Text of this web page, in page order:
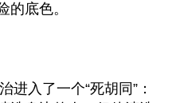
的底色。
进入了一个“死胡同”：